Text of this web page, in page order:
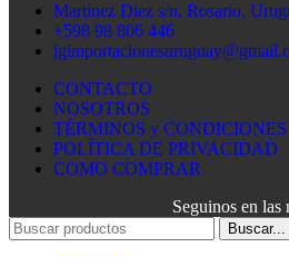
Martinez Diez s/n, Rosario,
+598 98 806 446
CONTACTO
NOSOTROS
TÉRMINOS y CONDICIONES
POLÍTICA DE PRIVACIDAD
COMO COMPRAR
Seguinos en las
Buscar...